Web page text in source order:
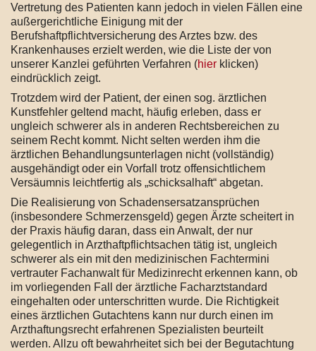
Vertretung des Patienten kann jedoch in vielen Fällen eine
außergerichtliche Einigung mit der
Berufshaftpflichtversicherung des Arztes bzw. des
Krankenhauses erzielt werden, wie die Liste der von
unserer Kanzlei geführten Verfahren (hier klicken)
eindrücklich zeigt.
Trotzdem wird der Patient, der einen sog. ärztlichen
Kunstfehler geltend macht, häufig erleben, dass er
ungleich schwerer als in anderen Rechtsbereichen zu
seinem Recht kommt. Nicht selten werden ihm die
ärztlichen Behandlungsunterlagen nicht (vollständig)
ausgehändigt oder ein Vorfall trotz offensichtlichem
Versäumnis leichtfertig als „schicksalhaft“ abgetan.
Die Realisierung von Schadensersatzansprüchen
(insbesondere Schmerzensgeld) gegen Ärzte scheitert in
der Praxis häufig daran, dass ein Anwalt, der nur
gelegentlich in Arzthaftpflichtsachen tätig ist, ungleich
schwerer als ein mit den medizinischen Fachtermini
vertrauter Fachanwalt für Medizinrecht erkennen kann, ob
im vorliegenden Fall der ärztliche Facharztstandard
eingehalten oder unterschritten wurde. Die Richtigkeit
eines ärztlichen Gutachtens kann nur durch einen im
Arzthaftungsrecht erfahrenen Spezialisten beurteilt
werden. Allzu oft bewahrheitet sich bei der Begutachtung